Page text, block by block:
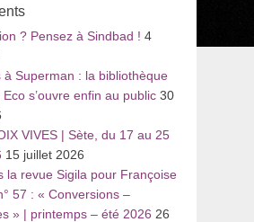
? Pensez à Sindbad ! 4
à Superman : la bibliothèque
Eco s’ouvre enfin au public 30
VIVES | Sète, du 17 au 25
15 juillet 2026
la revue Sigila pour Françoise
57 : « Conversions –
» | printemps – été 2026 26